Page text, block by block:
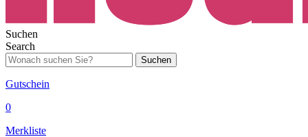
Suchen
Search
Suchen
Gutschein
0
Merkliste